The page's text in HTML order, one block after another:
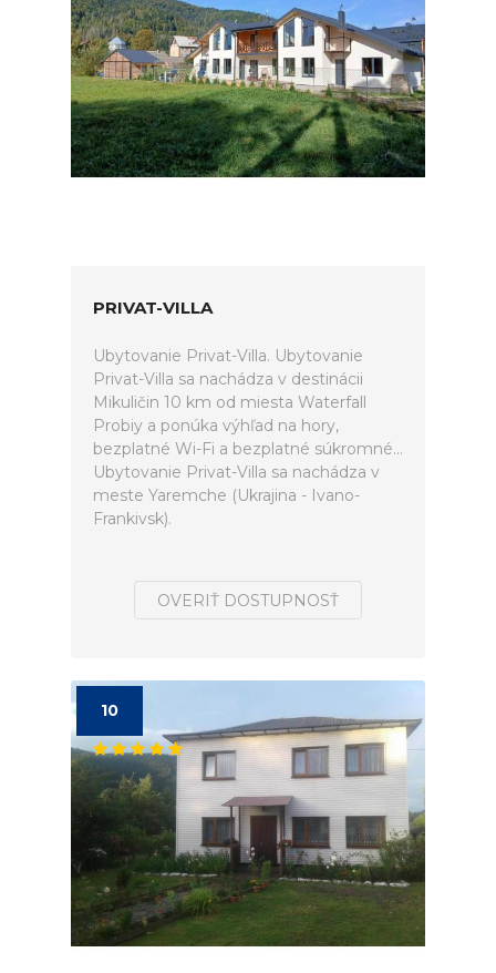
PRIVAT-VILLA
Ubytovanie Privat-Villa. Ubytovanie
Privat-Villa sa nachádza v destinácii
Mikuličin 10 km od miesta Waterfall
Probiy a ponúka výhľad na hory,
bezplatné Wi-Fi a bezplatné súkromné...
Ubytovanie Privat-Villa sa nachádza v
meste Yaremche (Ukrajina - Ivano-
Frankivsk).
OVERIŤ DOSTUPNOSŤ
10